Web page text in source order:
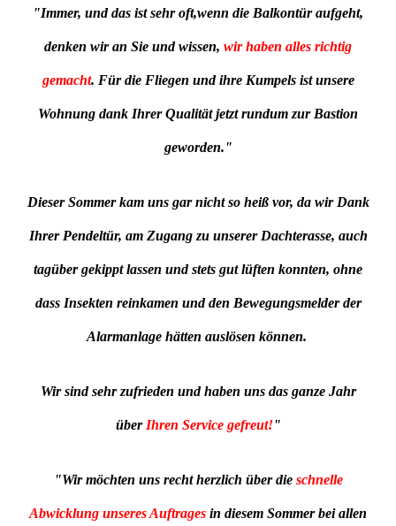
"Immer, und das ist sehr oft,wenn die Balkontür aufgeht,
denken wir an Sie und wissen, wir haben alles richtig
gemacht. Für die Fliegen und ihre Kumpels ist unsere
Wohnung dank Ihrer Qualität jetzt rundum zur Bastion
geworden."
Dieser Sommer kam uns gar nicht so heiß vor, da wir Dank
Ihrer Pendeltür, am Zugang zu unserer Dachterasse, auch
tagüber gekippt lassen und stets gut lüften konnten, ohne
dass Insekten reinkamen und den Bewegungsmelder der
Alarmanlage hätten auslösen können.
Wir sind sehr zufrieden und haben uns das ganze Jahr
über Ihren Service gefreut!"
"Wir möchten uns recht herzlich über die schnelle
Abwicklung unseres Auftrages in diesem Sommer bei allen